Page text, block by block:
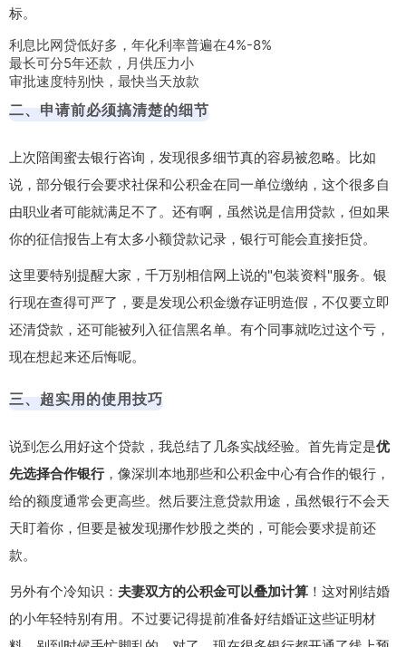
标。
利息比网贷低好多，年化利率普遍在4%-8%
最长可分5年还款，月供压力小
审批速度特别快，最快当天放款
二、申请前必须搞清楚的细节
上次陪闺蜜去银行咨询，发现很多细节真的容易被忽略。比如
说， 部分银行会要求社保和公积金在同一单位缴纳 ，这个很多自
由职业者可能就满足不了。还有啊，虽然说是信用贷款，但如果
你的征信报告上有太多小额贷款记录，银行可能会直接拒贷。
这里要特别提醒大家，千万别相信网上说的"包装资料"服务。银
行现在查得可严了，要是发现公积金缴存证明造假，不仅要立即
还清贷款，还可能被列入征信黑名单。有个同事就吃过这个亏，
现在想起来还后悔呢。
三、超实用的使用技巧
说到怎么用好这个贷款，我总结了几条实战经验。首先肯定是优
先选择合作银行，像深圳本地那些和公积金中心有合作的银行，
给的额度通常会更高些。然后要注意贷款用途，虽然银行不会天
天盯着你，但要是被发现挪作炒股之类的，可能会要求提前还
款。
另外有个冷知识： 夫妻双方的公积金可以叠加计算 ！这对刚结婚
的小年轻特别有用。不过要记得提前准备好结婚证这些证明材